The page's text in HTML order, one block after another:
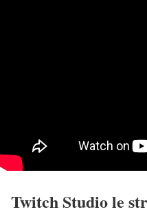
Twitch Studio le